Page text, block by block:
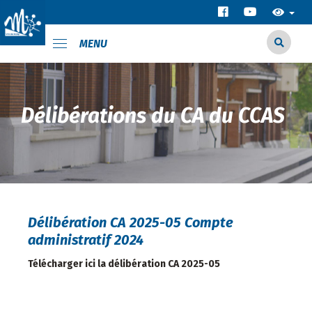
MENU
Délibérations du CA du CCAS
Délibération CA 2025-05 Compte
administratif 2024
Télécharger ici la délibération CA 2025-05